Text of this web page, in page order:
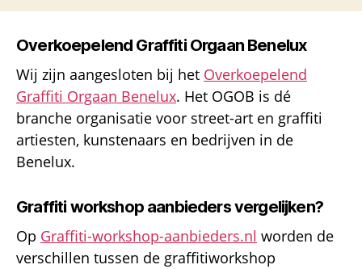
Overkoepelend Graffiti Orgaan Benelux
Wij zijn aangesloten bij het Overkoepelend
Graffiti Orgaan Benelux. Het OGOB is dé
branche organisatie voor street-art en graffiti
artiesten, kunstenaars en bedrijven in de
Benelux.
Graffiti workshop aanbieders vergelijken?
Op Graffiti-workshop-aanbieders.nl worden de
verschillen tussen de graffitiworkshop